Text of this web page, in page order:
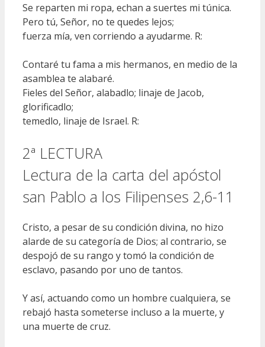
Se reparten mi ropa, echan a suertes mi túnica.
Pero tú, Señor, no te quedes lejos;
fuerza mía, ven corriendo a ayudarme. R:
Contaré tu fama a mis hermanos, en medio de la
asamblea te alabaré.
Fieles del Señor, alabadlo; linaje de Jacob,
glorificadlo;
temedlo, linaje de Israel. R:
2ª LECTURA
Lectura de la carta del apóstol
san Pablo a los Filipenses 2,6-11
Cristo, a pesar de su condición divina, no hizo
alarde de su categoría de Dios; al contrario, se
despojó de su rango y tomó la condición de
esclavo, pasando por uno de tantos.
Y así, actuando como un hombre cualquiera, se
rebajó hasta someterse incluso a la muerte, y
una muerte de cruz.